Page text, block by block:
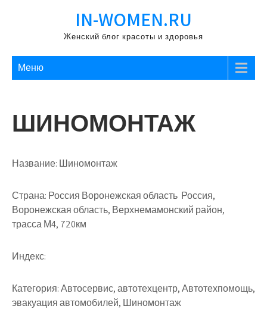
IN-WOMEN.RU
Женский блог красоты и здоровья
Меню
ШИНОМОНТАЖ
Название: Шиномонтаж
Страна: Россия Воронежская область Россия,
Воронежская область, Верхнемамонский район,
трасса М4, 720км
Индекс:
Категория:Автосервис, автотехцентр, Автотехпомощь,
эвакуация автомобилей, Шиномонтаж